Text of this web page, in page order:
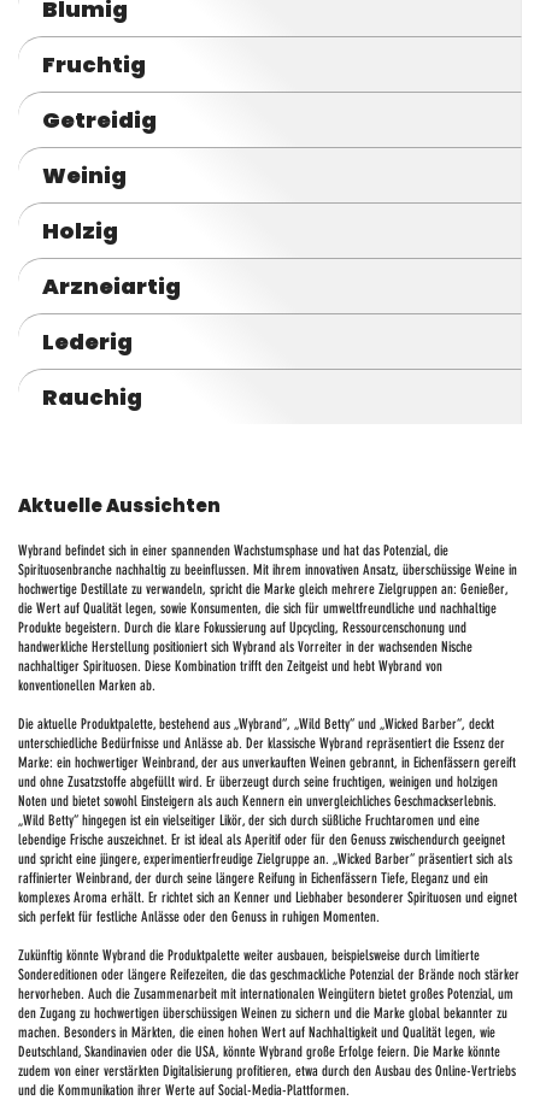
Blumig
Fruchtig
Getreidig
Weinig
Holzig
Arzneiartig
Lederig
Rauchig
Aktuelle Aussichten
Wybrand befindet sich in einer spannenden Wachstumsphase und hat das Potenzial, die
Spirituosenbranche nachhaltig zu beeinflussen. Mit ihrem innovativen Ansatz, überschüssige Weine in
hochwertige Destillate zu verwandeln, spricht die Marke gleich mehrere Zielgruppen an: Genießer,
die Wert auf Qualität legen, sowie Konsumenten, die sich für umweltfreundliche und nachhaltige
Produkte begeistern. Durch die klare Fokussierung auf Upcycling, Ressourcenschonung und
handwerkliche Herstellung positioniert sich Wybrand als Vorreiter in der wachsenden Nische
nachhaltiger Spirituosen. Diese Kombination trifft den Zeitgeist und hebt Wybrand von
konventionellen Marken ab.
Die aktuelle Produktpalette, bestehend aus „Wybrand“, „Wild Betty“ und „Wicked Barber“, deckt
unterschiedliche Bedürfnisse und Anlässe ab. Der klassische Wybrand repräsentiert die Essenz der
Marke: ein hochwertiger Weinbrand, der aus unverkauften Weinen gebrannt, in Eichenfässern gereift
und ohne Zusatzstoffe abgefüllt wird. Er überzeugt durch seine fruchtigen, weinigen und holzigen
Noten und bietet sowohl Einsteigern als auch Kennern ein unvergleichliches Geschmackserlebnis.
„Wild Betty“ hingegen ist ein vielseitiger Likör, der sich durch süßliche Fruchtaromen und eine
lebendige Frische auszeichnet. Er ist ideal als Aperitif oder für den Genuss zwischendurch geeignet
und spricht eine jüngere, experimentierfreudige Zielgruppe an. „Wicked Barber“ präsentiert sich als
raffinierter Weinbrand, der durch seine längere Reifung in Eichenfässern Tiefe, Eleganz und ein
komplexes Aroma erhält. Er richtet sich an Kenner und Liebhaber besonderer Spirituosen und eignet
sich perfekt für festliche Anlässe oder den Genuss in ruhigen Momenten.
Zukünftig könnte Wybrand die Produktpalette weiter ausbauen, beispielsweise durch limitierte
Sondereditionen oder längere Reifezeiten, die das geschmackliche Potenzial der Brände noch stärker
hervorheben. Auch die Zusammenarbeit mit internationalen Weingütern bietet großes Potenzial, um
den Zugang zu hochwertigen überschüssigen Weinen zu sichern und die Marke global bekannter zu
machen. Besonders in Märkten, die einen hohen Wert auf Nachhaltigkeit und Qualität legen, wie
Deutschland, Skandinavien oder die USA, könnte Wybrand große Erfolge feiern. Die Marke könnte
zudem von einer verstärkten Digitalisierung profitieren, etwa durch den Ausbau des Online-Vertriebs
und die Kommunikation ihrer Werte auf Social-Media-Plattformen.